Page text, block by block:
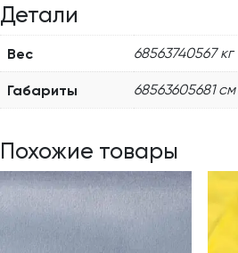
Детали
Вес 68563740567 кг
Габариты 68563605681 см
Похожие товары